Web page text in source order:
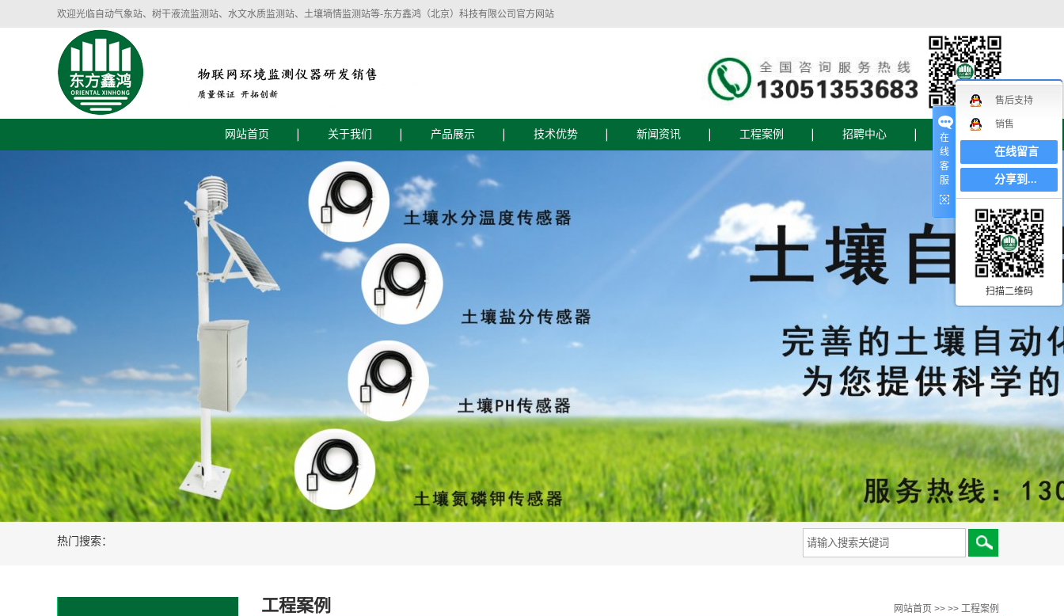
欢迎光临自动气象站、树干液流监测站、水文水质监测站、土壤墒情监测站等-东方鑫鸿（北京）科技有限公司官方网站
网站首页 关于我们
公司简介
企业文化
器、农业土壤墒情监测仪器、水位雨量监测
产品展示
智慧农业土壤监测设备
新能源光伏风电设备 智慧农业水肥灌溉设备 智慧水文水利设备 土壤蒸渗设备
技术优势
服务流程
新闻资讯 工程案例 招聘中心 联系我们
联系我们
在线地图
在线留言
热门搜索：
工程案例 网站首页 >> >> 工程案例
在
线
客
服
售后支持
销售
在线留言
分享到...
扫描二维码